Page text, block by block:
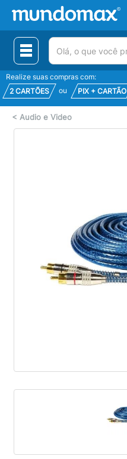
(pesquisar)
Realize suas compras com:
2 CARTÕES
ou PIX + CARTÃO
< Audio e Video